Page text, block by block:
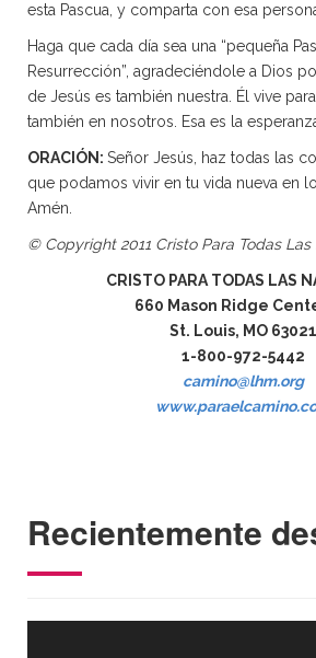
esta Pascua, y comparta con esa
Haga que cada día sea una “pequeña
Resurrección”, agradeciéndole a Dios
de Jesús es también nuestra. Él vive
también en nosotros. Esa es la
ORACIÓN: Señor Jesús, haz todas las
que podamos vivir en tu vida nueva en
Amén.
© Copyright 2011 Cristo Para Todas Las
CRISTO PARA TODAS LAS
660 Mason Ridge
St. Louis, MO 63021
1-800-972-5442
camino@lhm.org
Recientemente